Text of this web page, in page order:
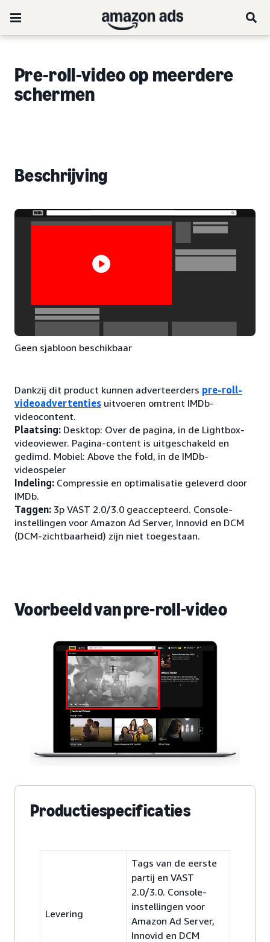
Pre-roll-video op meerdere
schermen
Beschrijving
Geen sjabloon beschikbaar
Dankzij dit product kunnen adverteerders pre-roll-
videoadvertenties uitvoeren omtrent IMDb-
videocontent.
Plaatsing: Desktop: Over de pagina, in de Lightbox-
videoviewer. Pagina-content is uitgeschakeld en
gedimd. Mobiel: Above the fold, in de IMDb-
videospeler
Indeling: Compressie en optimalisatie geleverd door
IMDb.
Taggen: 3p VAST 2.0/3.0 geaccepteerd. Console-
instellingen voor Amazon Ad Server, Innovid en DCM
(DCM-zichtbaarheid) zijn niet toegestaan.
Voorbeeld van pre-roll-video
Productiespecificaties
Levering
Tags van de eerste
partij en VAST
2.0/3.0. Console-
instellingen voor
Amazon Ad Server,
Innovid en DCM